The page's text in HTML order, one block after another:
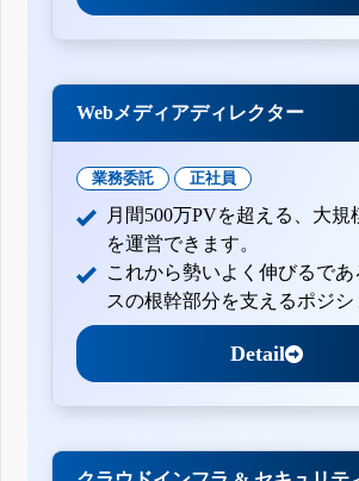
Webメディアディレクター
業務委託 正社員
月間500万PVを超える、大規
を運営できます。
これから勢いよく伸びるで
スの根幹部分を支えるポジシ
Detail